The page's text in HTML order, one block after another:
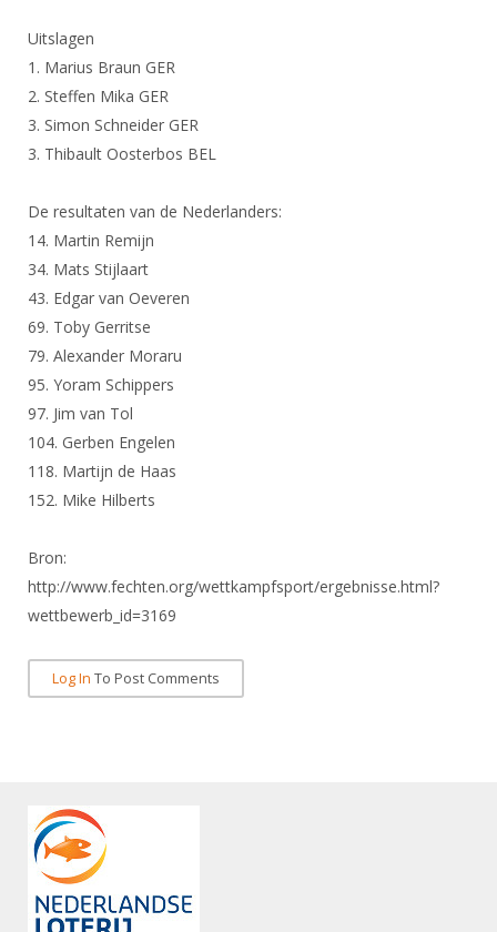
Handleiding
Historie
Commissies
Ereleden
Leden van Verdiensten
Vacatures
Bondsbureau
Medewerkers
Samenwerking
Formulieren
Alle Verenigingen
Nieuws
Witte Vlekkenplan
Oprichting Vereniging
Reglementen
Materiaal
Schermpaspoort
Wedstrijdkalender
KNAS Keurmerk
NK's
JPT
JEC
Wedstrijdorganisatie
Scheidsrechterslijst
Verwerk wedstrijduitslagen
Geschiedenis van het schermen
Talentontwikkeling
Atletencommissie
Internationale aanmeldingen
Voor coaches en leraren
Nieuws
Nationale opleidingen
Internationale opleidingen
Leraar
Voor scheidsrechters
Nieuws
Scheidsrechterslijst
Scheidsrechter Documentatie
Opleidingen
Tuchtzaken
Infotheek
ALV
Uitslagen
1. Marius Braun GER
2. Steffen Mika GER
3. Simon Schneider GER
3. Thibault Oosterbos BEL
De resultaten van de Nederlanders:
14. Martin Remijn
34. Mats Stijlaart
43. Edgar van Oeveren
69. Toby Gerritse
79. Alexander Moraru
95. Yoram Schippers
97. Jim van Tol
104. Gerben Engelen
118. Martijn de Haas
152. Mike Hilberts
Bron:
http://www.fechten.org/wettkampfsport/ergebnisse.html?
wettbewerb_id=3169
Log In To Post Comments